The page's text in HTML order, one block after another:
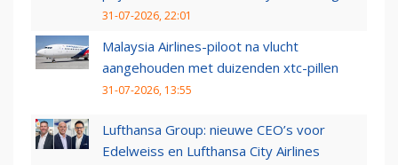
31-07-2026, 22:01
Malaysia Airlines-piloot na vlucht
aangehouden met duizenden xtc-pillen
31-07-2026, 13:55
Lufthansa Group: nieuwe CEO’s voor
Edelweiss en Lufthansa City Airlines